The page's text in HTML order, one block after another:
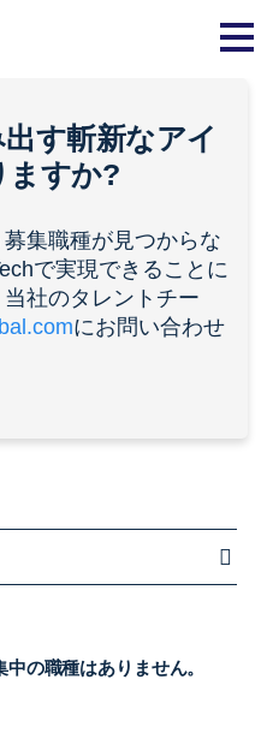
す斬新なアイ
ますか?
集職種が見つからな
で実現できることに
社のタレントチー
にお問い合わせ
の職種はありません。